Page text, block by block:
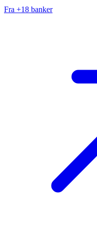
Fra +18 banker